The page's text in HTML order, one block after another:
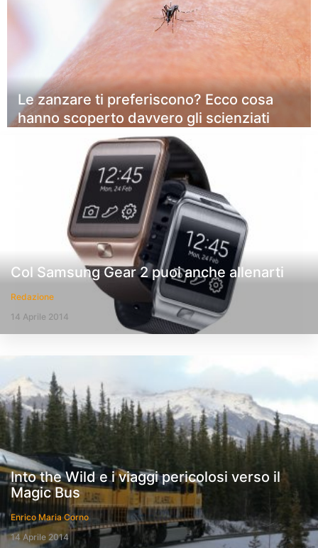
Le zanzare ti preferiscono? Ecco cosa
hanno scoperto davvero gli scienziati
Col Samsung Gear 2 puoi anche allenarti
Redazione
14 Aprile 2014
Into the Wild e i viaggi pericolosi verso il
Magic Bus
Enrico Maria Corno
14 Aprile 2014